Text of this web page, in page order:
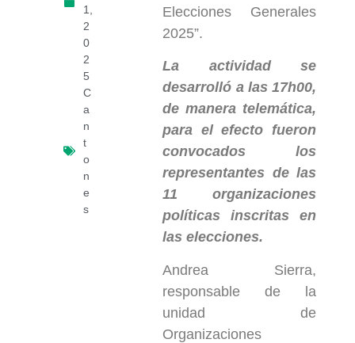
1,
2
0
2
5
C
a
n
t
o
n
e
s
Elecciones Generales
2025”.
La actividad se
desarrolló a las 17h00,
de manera telemática,
para el efecto fueron
convocados los
representantes de las
11 organizaciones
políticas inscritas en
las elecciones.
Andrea Sierra,
responsable de la
unidad de
Organizaciones